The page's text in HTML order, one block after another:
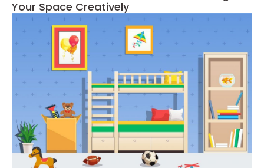
Your Space Creatively